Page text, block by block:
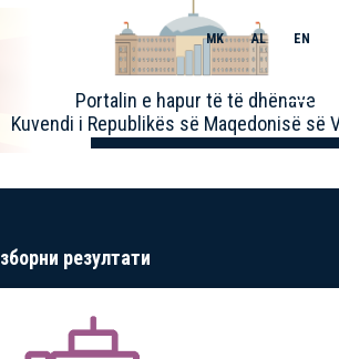
Portalin e hapur të të dhënave
Kuvendi i Republikës së Maqedonisë së
MK AL EN
Toggle
резултати